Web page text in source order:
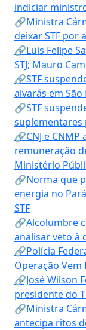
indiciar
🔗Ministra
deixar STF por
🔗Luis Felipe
STJ; Mauro
🔗STF
alvarás em São
🔗STF
suplementares
🔗CNJ e
remuneração
Ministério
🔗Norma que
energia no
STF
🔗Alcolumbre
analisar veto à
🔗Polícia
Operação Vem
🔗José Wilson
presidente do
🔗Ministra
antecipa ritos